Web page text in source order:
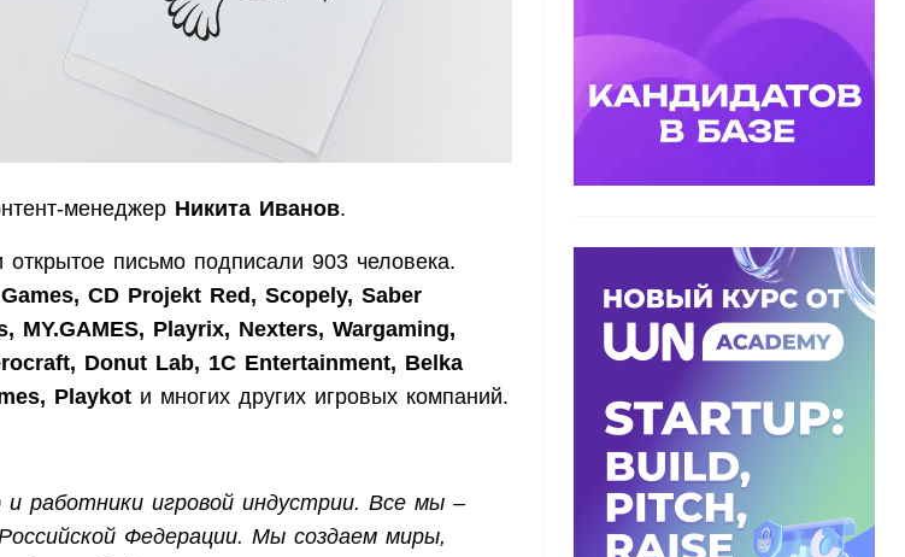
менеджер Никита Иванов.
письмо подписали 903 человека.
CD Projekt Red, Scopely, Saber
MY.GAMES, Playrix, Nexters, Wargaming,
Donut Lab, 1C Entertainment, Belka
Playkot и многих других игровых компаний.
работники игровой индустрии. Все мы –
Федерации. Мы создаем миры,